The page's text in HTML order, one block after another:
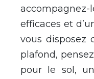
efficaces et
vous disposez
plafond,
pour le sol,